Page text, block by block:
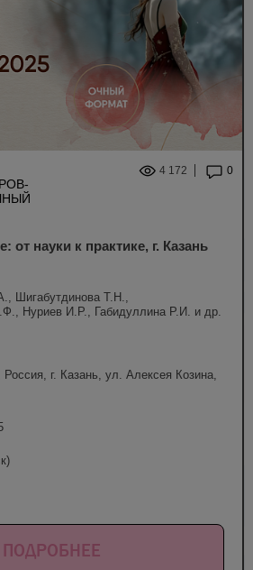
4 172 0
от науки к практике, г. Казань
Шигабутдинова Т.Н.,
Нуриев И.Р., Габидуллина Р.И. и др.
г. Казань, ул. Алексея Козина,
ПОДРОБНЕЕ